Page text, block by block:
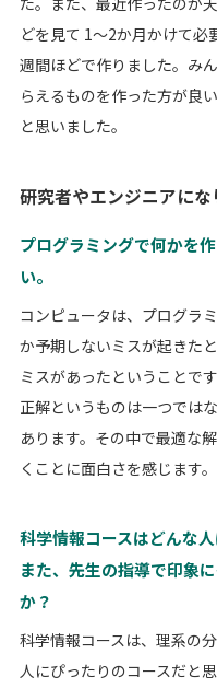
どを見て 1～2か月かけて必
週間ほどで作りました。み
らえるものを作った方が良
と思いました。
研究者やエンジニアに
プログラミングで何かを
い。
コンピュータは、プログラ
か予期しないミスが起きた
ミスがあったということで
正解というものは一つでは
あります。その中で最適な
くことに面白さを感じます。
科学情報コースはどんな
また、先生の指導で印象
か？
科学情報コースは、理系の
人にぴったりのコースだと